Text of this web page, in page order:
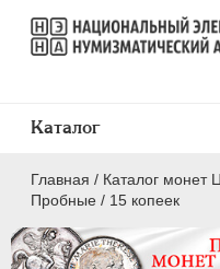
Главная / Каталог монет
Пробные / 15 копеек
Каталог